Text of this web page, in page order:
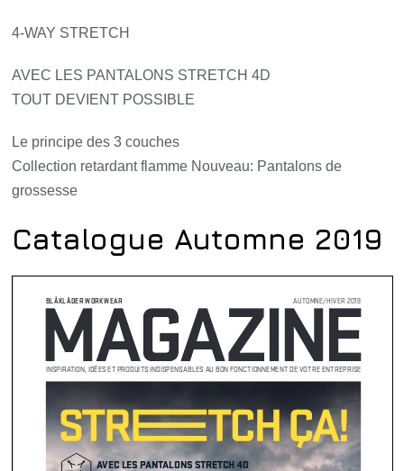
4-WAY STRETCH
AVEC LES PANTALONS STRETCH 4D
TOUT DEVIENT POSSIBLE
Le principe des 3 couches
Collection retardant flamme Nouveau: Pantalons de
grossesse
Catalogue Automne 2019